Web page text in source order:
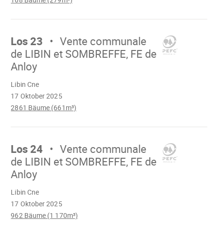
Mach
Los 23
Vente communale
de LIBIN et SOMBREFFE, FE de
Anloy
17 Oktober 2025
Libin Cne
2861 Bäume (661m³)
Mach
Los 24
Vente communale
de LIBIN et SOMBREFFE, FE de
Anloy
17 Oktober 2025
Libin Cne
962 Bäume (1 170m³)